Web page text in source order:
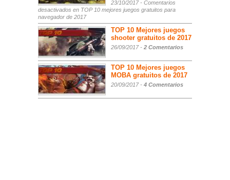
23/10/2017 - Comentarios
desactivados en TOP 10 mejores juegos gratuitos para
navegador de 2017
TOP 10 Mejores juegos
shooter gratuitos de 2017
26/09/2017 - 2 Comentarios
TOP 10 Mejores juegos
MOBA gratuitos de 2017
20/09/2017 - 4 Comentarios